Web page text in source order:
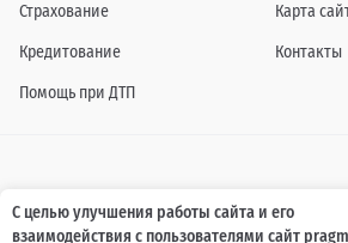
Страхование
Кредитование
Помощь при ДТП
Карта
Контакты
Информация о технических характеристиках,
гамме и стоимости автомобилей, а также
С целью улучшения работы сайта и его
взаимодействия с пользователями сайт